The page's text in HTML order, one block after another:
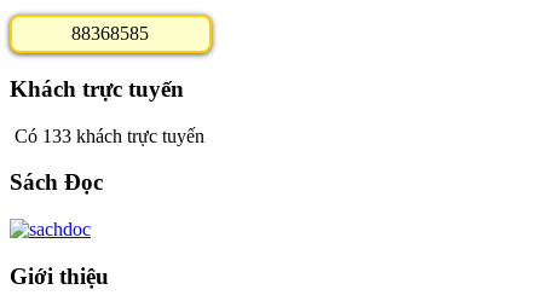
88368585
Khách trực tuyến
Có 133 khách trực tuyến
Sách Đọc
Giới thiệu